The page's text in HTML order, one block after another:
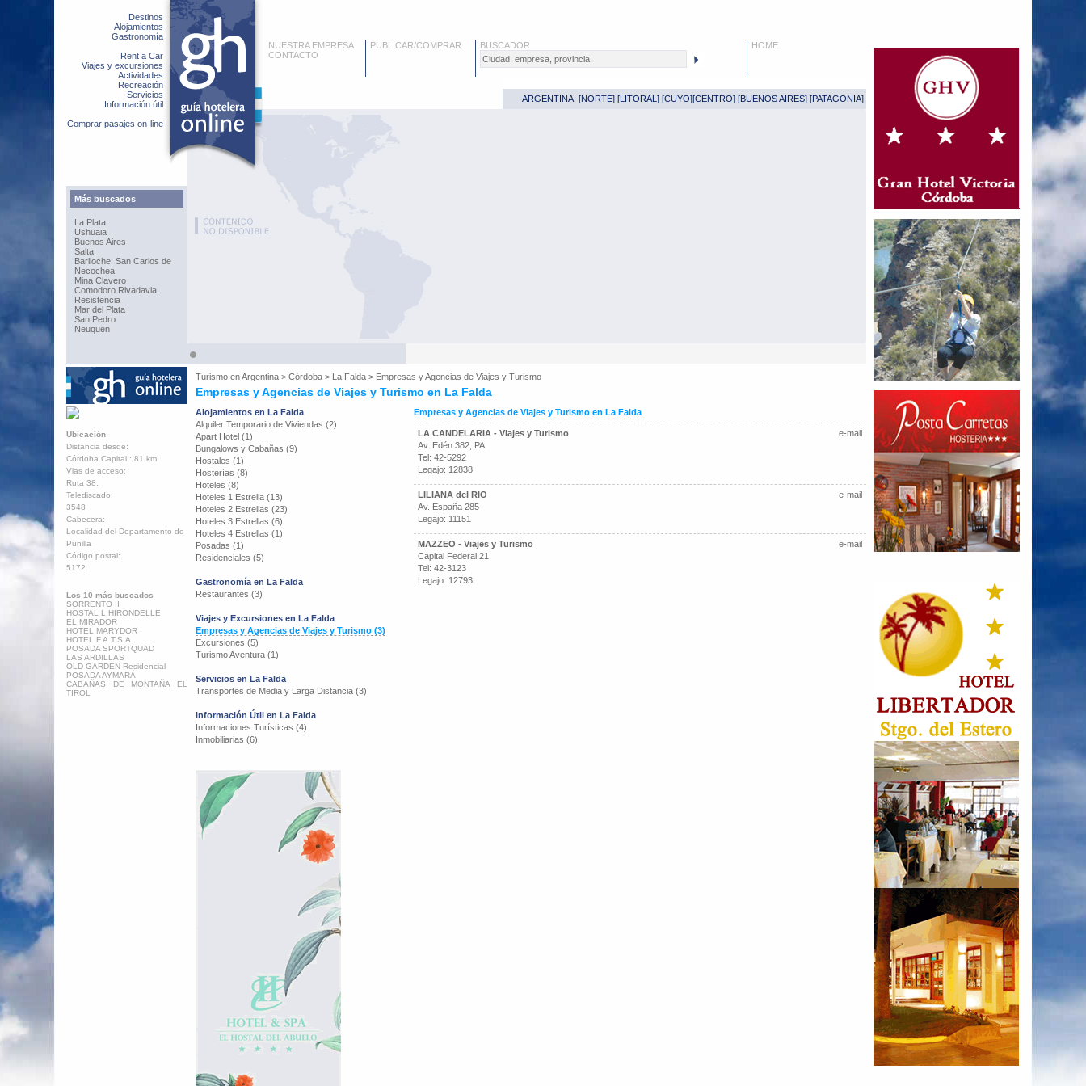
Destinos
Alojamientos
Gastronomía
Rent a Car
Viajes y excursiones
Actividades
Recreación
Servicios
Información útil
Comprar pasajes on-line
Más buscados
La Plata
Ushuaia
Buenos Aires
Salta
Bariloche, San Carlos de
Necochea
Mina Clavero
Comodoro Rivadavia
Resistencia
Mar del Plata
San Pedro
Neuquen
NUESTRA EMPRESA
CONTACTO
PUBLICAR/COMPRAR BUSCADOR HOME
ARGENTINA: [NORTE] [LITORAL ] [CUYO][CENTRO] [BUENOS AIRES] [PATAGONIA]
Turismo enArgentina > Córdoba > La Falda > Empresas y Agencias de Viajes y Turismo
Empresas y Agencias de Viajes y Turismo en La Falda
Ubicación
Distancia desde:
Córdoba Capital : 81 km
Vias de acceso:
Ruta 38.
Telediscado:
3548
Cabecera:
Localidad del Departamento de
Punilla
Código postal:
5172
Los 10 más buscados
SORRENTO II
HOSTAL L HIRONDELLE
EL MIRADOR
HOTEL MARYDOR
HOTEL F.A.T.S.A.
POSADA SPORTQUAD
LAS ARDILLAS
OLD GARDEN Residencial
POSADA AYMARÁ
CABAÑAS DE MONTAÑA EL
TIROL
Alojamientos en La Falda
Alquiler Temporario de Viviendas (2)
Apart Hotel (1)
Bungalows y Cabañas (9)
Hostales (1)
Hosterías (8)
Hoteles (8)
Hoteles 1 Estrella (13)
Hoteles 2 Estrellas (23)
Hoteles 3 Estrellas (6)
Hoteles 4 Estrellas (1)
Posadas (1)
Residenciales (5)
Gastronomía en La Falda
Restaurantes (3)
Viajes y Excursiones en La Falda
Empresas y Agencias de Viajes y Turismo (3)
Excursiones (5)
Turismo Aventura (1)
Servicios en La Falda
Transportes de Media y Larga Distancia (3)
Información Útil en La Falda
Informaciones Turísticas (4)
Inmobiliarias (6)
Empresas y Agencias de Viajes y Turismo en La Falda
e-mail
LA CANDELARIA - Viajes y Turismo
Av. Edén 382, PA
Tel: 42-5292
Legajo: 12838
e-mail
LILIANA del RIO
Av. España 285
Legajo: 11151
e-mail
MAZZEO - Viajes y Turismo
Capital Federal 21
Tel: 42-3123
Legajo: 12793